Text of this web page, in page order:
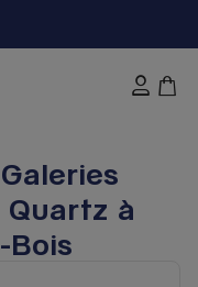
à
Bois